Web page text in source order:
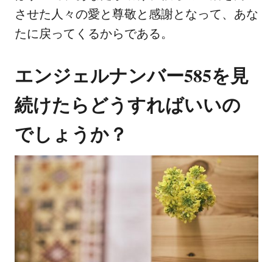
させた人々の愛と尊敬と感謝となって、あな
たに戻ってくるからである。
エンジェルナンバー585を見
続けたらどうすればいいの
でしょうか？